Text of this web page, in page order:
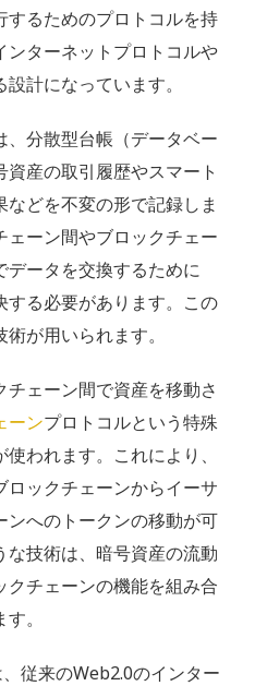
するためのプロトコルを持
ンターネットプロトコルや
計になっています。
、分散型台帳（データベー
産の取引履歴やスマート
どを不変の形で記録しま
ーン間やブロックチェー
データを交換するために
する必要があります。この
が用いられます。
ェーン間で資産を移動さ
ーンプロトコルという特殊
われます。これにより、
ックチェーンからイーサ
ンへのトークンの移動が可
技術は、暗号資産の流動
チェーンの機能を組み合
。
従来のWeb2.0のインター